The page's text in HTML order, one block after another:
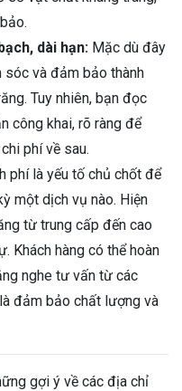
dài hạn: Mặc dù đây
sóc và đảm bảo thành
Tuy nhiên, bạn đọc
công khai, rõ ràng để
phí về sau.
phí là yếu tố chủ chốt để
một dịch vụ nào. Hiện
từ trung cấp đến cao
Khách hàng có thể hoàn
nghe tư vấn từ các
đảm bảo chất lượng và
gợi ý về các địa chỉ